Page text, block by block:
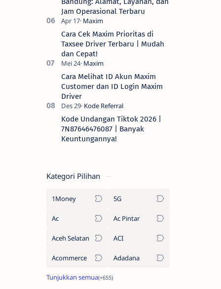
Jam Operasional Terbaru
Cara Cek Maxim Prioritas di
Taxsee Driver Terbaru | Mudah
dan Cepat!
Cara Melihat ID Akun Maxim
Customer dan ID Login Maxim
Driver
Kode Undangan Tiktok 2026 |
7N87646476087 | Banyak
Keuntungannya!
Kategori Pilihan
1Money 5G
Ac Ac Pintar
Aceh Selatan ACI
Acommerce Adadana